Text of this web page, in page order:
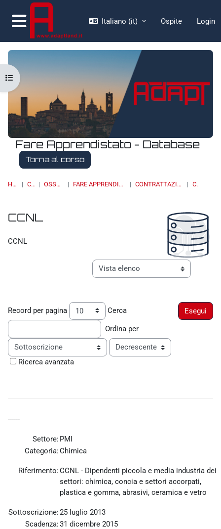
Vai al contenuto principale
Pannello laterale
Italiano ‎(it)‎ Ospite Login
Fare Apprendistato - Database
Torna al corso
HOME CORSI OSSERVATORI FARE APPRENDISTATO - DATABASE CONTRATTAZIONE COLLETTIVA CCNL
Apri indice del corso
CCNL
CCNL
Navigazione terziaria modalità
Record per pagina Cerca
Ordina per
Ordine
Ricerca avanzata
------
Settore: PMI
Categoria:Chimica
Riferimento:CCNL - Dipendenti piccola e media industria dei
settori: chimica, concia e settori accorpati,
plastica e gomma, abrasivi, ceramica e vetro
Sottoscrizione:25 luglio 2013
Scadenza:31 dicembre 2015